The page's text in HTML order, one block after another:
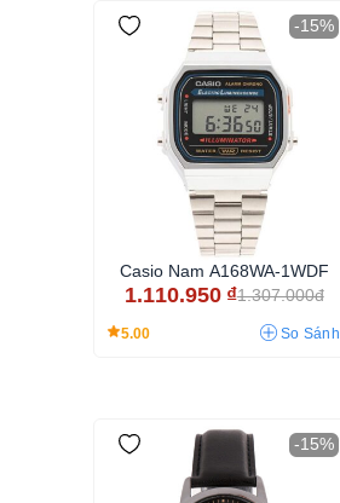
-15%
Casio Nam A168WA-1WDF
1.110.950 ₫1.307.000đ
5.00 So Sánh
-15%